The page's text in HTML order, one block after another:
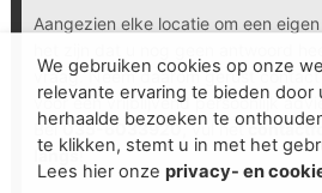
Aangezien elke locatie om een
vraag. Neem daarom gerust
voor een vrijblijvend persoonlijk
Bel035-6033920,vul het
langs!
We gebruiken cookies op onze
relevante ervaring te bieden door
herhaalde bezoeken te
te klikken, stemt u in met het
Lees hier onze privacy- en